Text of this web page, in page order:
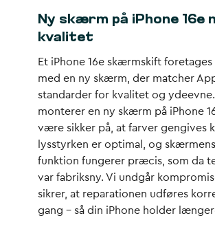
Ny skærm på iPhone 16e
kvalitet
Et iPhone 16e skærmskift foretages
med en ny skærm, der matcher
standarder for kvalitet og
monterer en ny skærm på iPhone
være sikker på, at farver gengives
lysstyrken er optimal, og
funktion fungerer præcis, som da
var fabriksny. Vi undgår
sikrer, at reparationen udføres
gang – så din iPhone holder